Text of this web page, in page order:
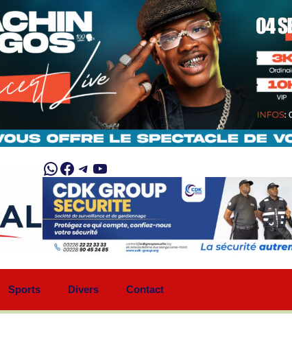
WhatsApp
Facebook
Telegram
YouTube
Sports Divers Contact